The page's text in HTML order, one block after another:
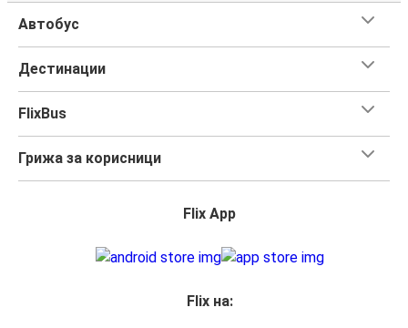
Автобус
Дестинации
FlixBus
Грижа за корисници
Flix App
Flix на: